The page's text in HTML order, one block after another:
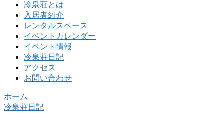
冷泉荘とは
入居者紹介
レンタルスペース
イベントカレンダー
イベント情報
冷泉荘日記
アクセス
お問い合わせ
ホーム
冷泉荘日記